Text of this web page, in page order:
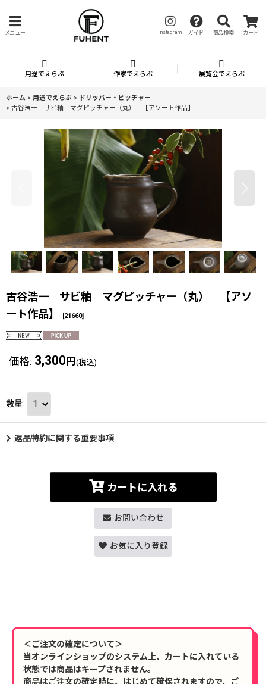
メニュー instagram ガイド 商品検索 カート
用途でえらぶ 作家でえらぶ 展覧会でえらぶ
ホーム > 用途でえらぶ > ドリッパー・ピッチャー
> 古谷浩一 サビ釉 マグピッチャー（丸） 【アソート作品】
古谷浩一 サビ釉 マグピッチャー（丸） 【アソ
ート作品】
[21660]
価格: 3,300 円 (税込)
数量:
返品特約に関する重要事項
カートに入れる
お問い合わせ
お気に入り登録
＜ご注文の確定について＞
当オンラインショップのシステム上、カートに入れている
状態では商品はキープされません。
商品はご注文の確定時に、はじめて確保されますので、ご